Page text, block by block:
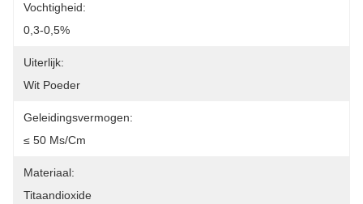
Vochtigheid:
0,3-0,5%
Uiterlijk:
Wit Poeder
Geleidingsvermogen:
≤ 50 Μs/cm
Materiaal:
Titaandioxide